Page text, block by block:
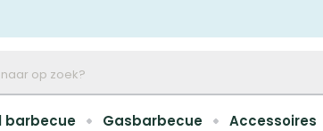
barbecue Gasbarbecue Accessoires